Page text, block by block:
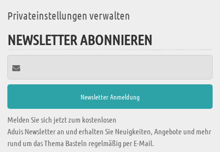
Privateinstellungen verwalten
NEWSLETTER ABONNIEREN
Melden Sie sich jetzt zum kostenlosen
Aduis Newsletter an und erhalten Sie Neuigkeiten, Angebote und mehr
rund um das Thema Basteln regelmäßig per E-Mail.